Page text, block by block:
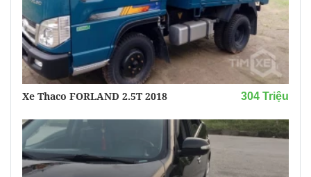
Xe Thaco FORLAND 2.5T 2018 304 Triệu